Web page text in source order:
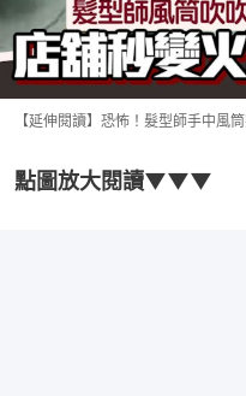
【延伸閱讀】恐怖！髮型師手中
點圖放大閱讀▼▼▼